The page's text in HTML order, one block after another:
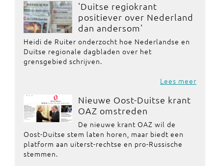
'Duitse regiokrant
positiever over Nederland
dan andersom'
Heidi de Ruiter onderzocht hoe Nederlandse en
Duitse regionale dagbladen over het
grensgebied schrijven.
Lees meer
Nieuwe Oost-Duitse krant
OAZ omstreden
De nieuwe krant OAZ wil de
Oost-Duitse stem laten horen, maar biedt een
platform aan uiterst-rechtse en pro-Russische
stemmen.